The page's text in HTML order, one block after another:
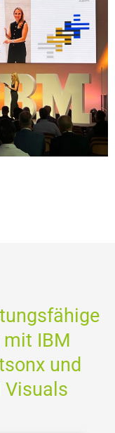
IBM
und
Visuals